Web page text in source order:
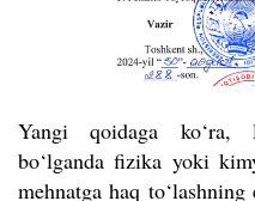
Yangi qoidaga ko‘ra,
bo‘lganda fizika yoki
mehnatga haq